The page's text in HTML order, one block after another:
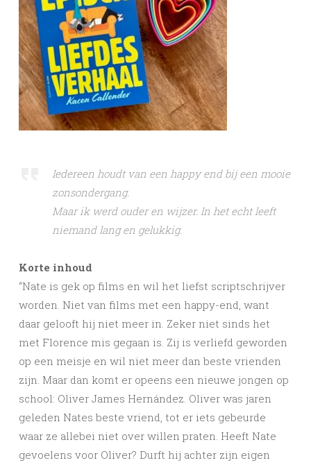
Iedereen houdt van een happy end bij een mooie
zonsondergang.
Maar ik werd ouder en wijzer. In het echt leeft
niemand lang en gelukkig.
Korte inhoud
“Nate is gek op films en wil het liefst scriptschrijver
worden. Niet van films met een happy-end, want
daar gelooft hij niet meer in. Zeker niet sinds het
met Florence mis gegaan is. Zij is verliefd geworden
op een meisje en wil niet meer dan beste vrienden
zijn. Maar dan komt er opeens een nieuwe jongen op
school: Oliver James Hernández. Oliver was jaren
geleden Nates beste vriend, tot er iets gebeurde
waar ze allebei niet over willen praten. Heeft Nate
gevoelens voor Oliver? Durft hij achter zijn eigen